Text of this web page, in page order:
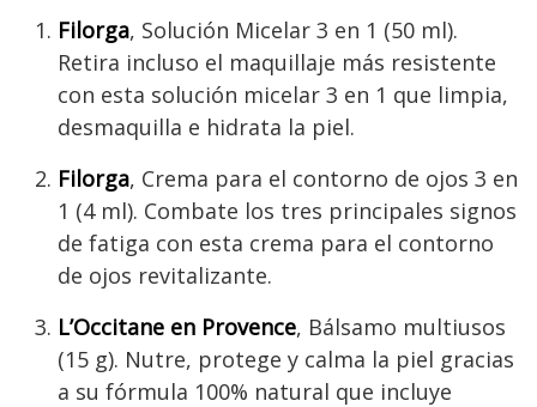
Filorga, Solución Micelar 3 en 1 (50 ml).
Retira incluso el maquillaje más resistente
con esta solución micelar 3 en 1 que limpia,
desmaquilla e hidrata la piel.
Filorga, Crema para el contorno de ojos 3 en
1 (4 ml). Combate los tres principales signos
de fatiga con esta crema para el contorno
de ojos revitalizante.
L’Occitane en Provence, Bálsamo multiusos
(15 g). Nutre, protege y calma la piel gracias
a su fórmula 100% natural que incluye